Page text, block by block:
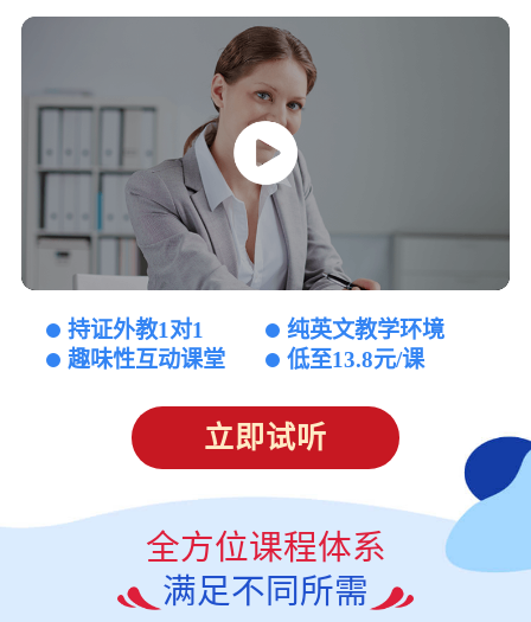
持证外教1对1
纯英文教学环境
趣味性互动课堂
低至13.8元/课
立即试听
全方位课程体系
满足不同所需